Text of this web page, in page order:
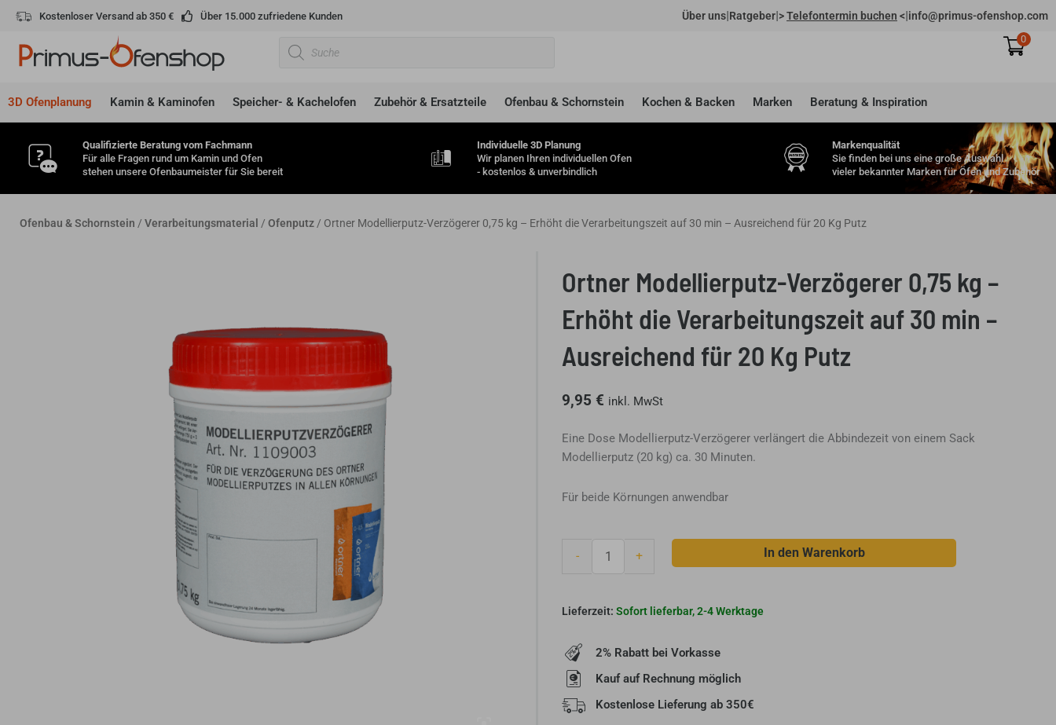
Zum
springen
Kostenloser Versand ab 350 € Über 15.000 zufriedene Kunden Über uns|Ratgeber|>Telefontermin buchen <|info@primus-ofenshop.com
Products
search
0
3D Ofenplanung Kamin & Kaminofen Speicher- & Kachelofen Zubehör & Ersatzteile Ofenbau & Schornstein Kochen & Backen Marken Beratung & Inspiration
Qualifizierte Beratung vom Fachmann
Für alle Fragen rund um Kamin und Ofen
stehen unsere Ofenbaumeister für Sie bereit
Individuelle 3D Planung
Wir planen Ihren individuellen Ofen
- kostenlos & unverbindlich
Markenqualität
Sie finden bei uns eine große Auswahl
vieler bekannter Marken für Öfen und Zubehör
Ofenbau & Schornstein / Verarbeitungsmaterial / Ofenputz / Ortner Modellierputz-Verzögerer 0,75 kg – Erhöht die Verarbeitungszeit auf 30 min – Ausreichend für 20 Kg Putz
Ortner Modellierputz-Verzögerer 0,75 kg –
Erhöht die Verarbeitungszeit auf 30 min –
Ausreichend für 20 Kg Putz
9,95 € inkl. MwSt
Eine Dose Modellierputz-Verzögerer verlängert die Abbindezeit von einem Sack
Modellierputz (20 kg) ca. 30 Minuten.
Für beide Körnungen anwendbar
-
Modellierputz-
0,75
Erhöht
die
Verarbeitungszeit
auf
+ In den Warenkorb
Sofort lieferbar, 2-4 Werktage
2% Rabatt bei Vorkasse
Kauf auf Rechnung möglich
Kostenlose Lieferung ab 350€